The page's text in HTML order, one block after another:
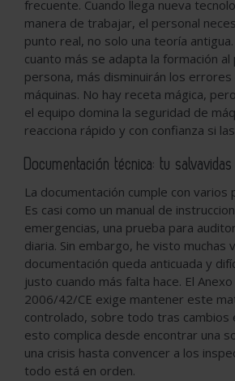
frecuente. Cuando llega nueva
manera de trabajar, el personal
punto real, no solo una teoría
cuanto más se adapta la formación al
persona, más disminuirán los errores
máquinas. No hay receta mágica,
el equipo domina la seguridad de
reacciona rápido y con confianza si
Documentación técnica: tu
La documentación cumple con varios
Es casi como un manual de
emergencias, una prueba para
diaria. Sin embargo, he visto muchas
documentación queda anticuada y
justo cuando más falta hace. El
2006/42/CE exige mantener este
controlado, sobre todo tras cambios
esto complica desde encontrar una
una crisis hasta convencer a los
todo está en orden.